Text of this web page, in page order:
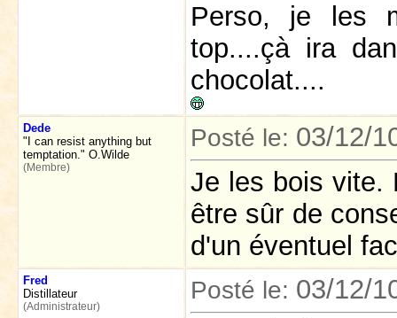
Perso, je les
top....çà ira
chocolat....
Dede
"I can resist anything but
temptation." O.Wilde
(Membre)
Posté le: 03/12/
Je les bois vite.
être sûr de
d'un éventuel
Fred
Distillateur
(Administrateur)
Posté le: 03/12/